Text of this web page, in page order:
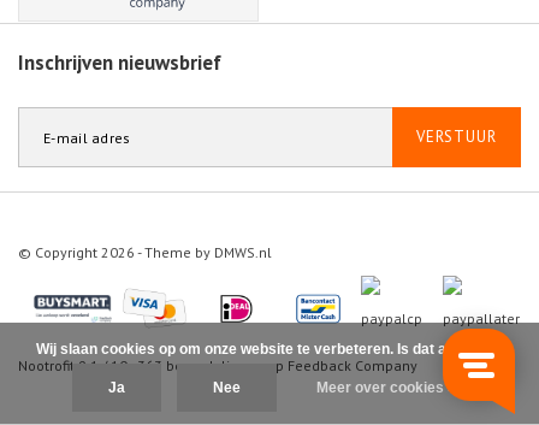
Inschrijven nieuwsbrief
VERSTUUR
© Copyright 2026 - Theme by DMWS.nl
Nootrofit 9.1 / 10 363 beoordelingen op Feedback Company
Wij slaan cookies op om onze website te verbeteren. Is dat akkoord?
Ja Nee Meer over cookies »